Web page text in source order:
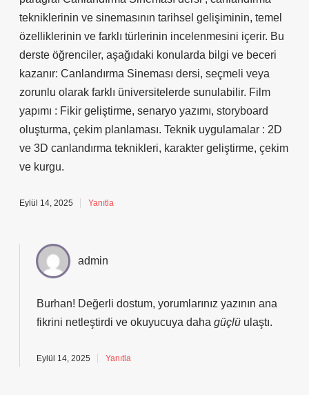
tekniklerinin ve sinemasının tarihsel gelişiminin, temel
özelliklerinin ve farklı türlerinin incelenmesini içerir. Bu
derste öğrenciler, aşağıdaki konularda bilgi ve beceri
kazanır: Canlandırma Sineması dersi, seçmeli veya
zorunlu olarak farklı üniversitelerde sunulabilir. Film
yapımı : Fikir geliştirme, senaryo yazımı, storyboard
oluşturma, çekim planlaması. Teknik uygulamalar : 2D
ve 3D canlandırma teknikleri, karakter geliştirme, çekim
ve kurgu.
Eylül 14, 2025 Yanıtla
admin
Burhan! Değerli dostum, yorumlarınız yazının ana
fikrini netleştirdi ve okuyucuya daha güçlü ulaştı.
Eylül 14, 2025 Yanıtla